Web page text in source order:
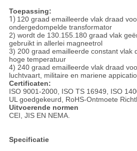
Toepassing:
1) 120 graad emailleerde vlak draad
ondergedompelde transformator
2) wordt de 130.155.180 graad vlak
gebruikt in allerlei magneetrol
3) 200 graad emailleerde constant vlak
hoge temperatuur
4) 240 graad emailleerde vlak draad
luchtvaart, militaire en mariene
Certificaten:
ISO 9001-2000, ISO TS 16949, ISO
UL goedgekeurd, RoHS-Ontmoete
Uitvoerende normen
CEI, JIS EN NEMA.
Specificatie